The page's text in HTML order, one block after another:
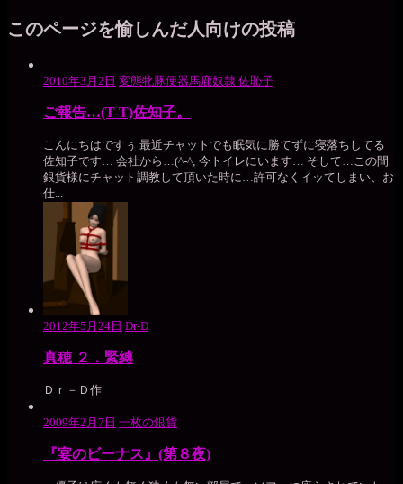
このページを愉しんだ人向けの投稿
2010年3月2日 変態牝豚便器馬鹿奴隷 佐恥子
ご報告…(T-T)佐知子。
こんにちはですぅ 最近チャットでも眠気に勝てずに寝落ちしてる
佐知子です… 会社から…(^-^; 今トイレにいます… そして…この間
銀貨様にチャット調教して頂いた時に…許可なくイッてしまい、お
仕...
2012年5月24日 Dr-D
真穂 ２．緊縛
Ｄｒ－Ｄ作
2009年2月7日 一枚の銀貨
『宴のビーナス』(第８夜)